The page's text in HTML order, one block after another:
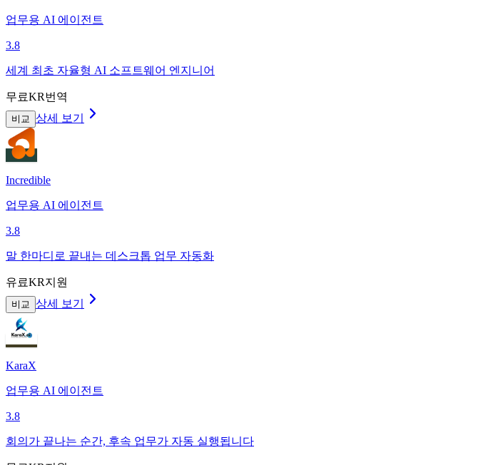
업무용 AI 에이전트
3.8
세계 최초 자율형 AI 소프트웨어 엔지니어
무료KR번역
비교 상세 보기
Incredible
업무용 AI 에이전트
3.8
말 한마디로 끝내는 데스크톱 업무 자동화
유료KR지원
비교 상세 보기
KaraX
업무용 AI 에이전트
3.8
회의가 끝나는 순간, 후속 업무가 자동 실행됩니다